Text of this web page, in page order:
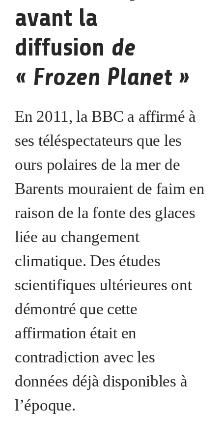
avant la
diffusion de
« Frozen Planet »
En 2011, la BBC a affirmé à
ses téléspectateurs que les
ours polaires de la mer de
Barents mouraient de faim en
raison de la fonte des glaces
liée au changement
climatique. Des études
scientifiques ultérieures ont
démontré que cette
affirmation était en
contradiction avec les
données déjà disponibles à
l’époque.